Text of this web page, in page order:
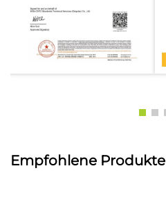
Empfohlene Produkte